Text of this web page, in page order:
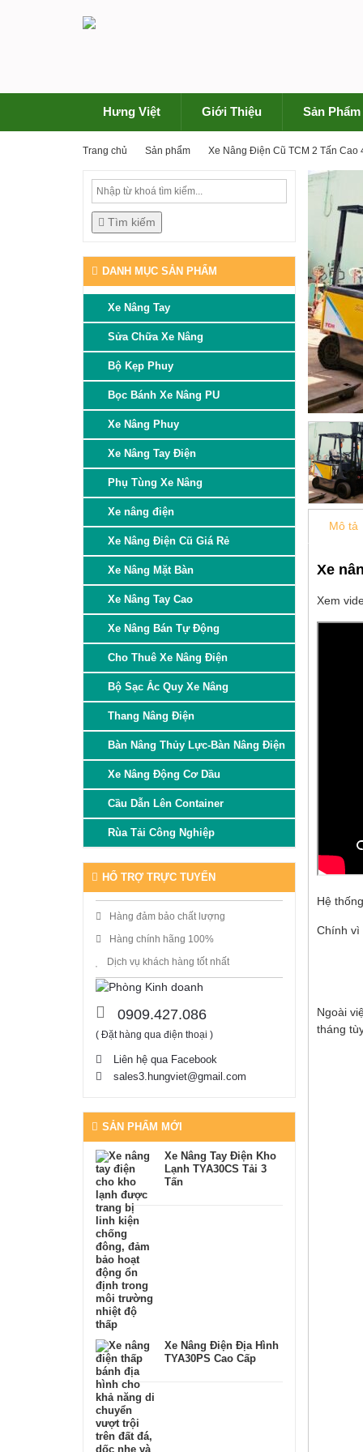
Hưng Việt Giới Thiệu Sản Phẩm
Trang chủ Sản phẩm Xe Nâng Điện Cũ TCM 2 Tấn Cao
Mô tả
Xe
Xem
Hệ
Chính vì
Ngoài
tháng
Tìm kiếm
DANH MỤC SẢN PHẨM
Xe Nâng Tay
Sửa Chữa Xe Nâng
Bộ Kẹp Phuy
Bọc Bánh Xe Nâng PU
Xe Nâng Phuy
Xe Nâng Tay Điện
Phụ Tùng Xe Nâng
Xe nâng điện
Xe Nâng Điện Cũ Giá Rẻ
Xe Nâng Mặt Bàn
Xe Nâng Tay Cao
Xe Nâng Bán Tự Động
Cho Thuê Xe Nâng Điện
Bộ Sạc Ắc Quy Xe Nâng
Thang Nâng Điện
Bàn Nâng Thủy Lực-Bàn Nâng Điện
Xe Nâng Động Cơ Dầu
Cầu Dẫn Lên Container
Rùa Tải Công Nghiệp
HỔ TRỢ TRỰC TUYẾN
Hàng đảm bảo chất lượng
Hàng chính hãng 100%
Dịch vụ khách hàng tốt nhất
0909.427.086
( Đặt hàng qua điện thoại )
Liên hệ qua Facebook
sales3.hungviet@gmail.com
SẢN PHẨM MỚI
Xe Nâng Tay Điện Kho
Lạnh TYA30CS Tải 3
Tấn
Xe Nâng Điện Địa Hình
TYA30PS Cao Cấp